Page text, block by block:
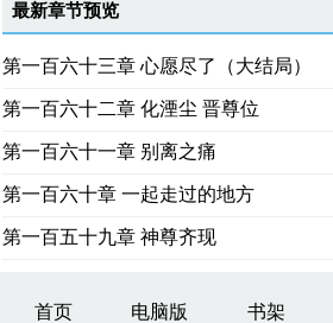
最新章节预览
第一百六十三章 心愿尽了（大结局）
第一百六十二章 化湮尘 晋尊位
第一百六十一章 别离之痛
第一百六十章 一起走过的地方
第一百五十九章 神尊齐现
首页 电脑版 书架